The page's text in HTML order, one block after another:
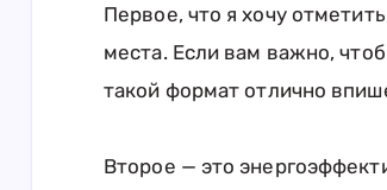
Первое, что я хочу
места. Если вам важно,
такой формат отлично
Второе — это